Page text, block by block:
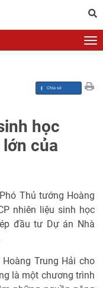
học
của
Thủ tướng Hoàng
nhiên liệu sinh học
đầu tư Dự án Nhà
Trung Hải cho
là một chương trình